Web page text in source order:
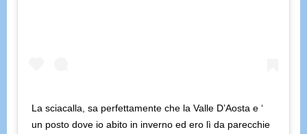
La sciacalla, sa perfettamente che la Valle D’Aosta e ‘
un posto dove io abito in inverno ed ero lì da parecchie